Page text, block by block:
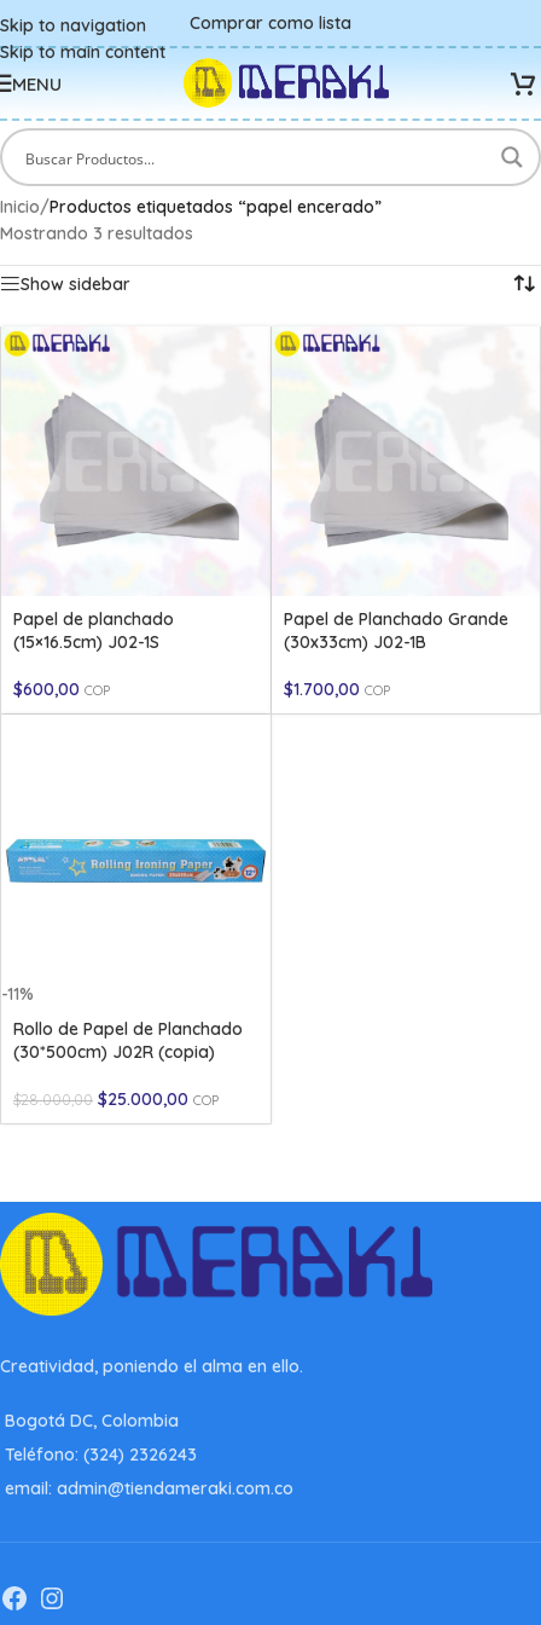
Skip to navigation
Skip to main content
Comprar como lista
MENU
Inicio/Productos etiquetados “papel encerado”
Mostrando 3 resultados
Show sidebar
Papel de planchado
(15×16.5cm) J02-1S
$600,00 COP
Papel de Planchado Grande
(30x33cm) J02-1B
$1.700,00 COP
-11%
Rollo de Papel de Planchado
(30*500cm) J02R (copia)
$28.000,00 $25.000,00 COP
Creatividad, poniendo el alma en ello.
Bogotá DC, Colombia
Teléfono: (324) 2326243
email: admin@tiendameraki.com.co